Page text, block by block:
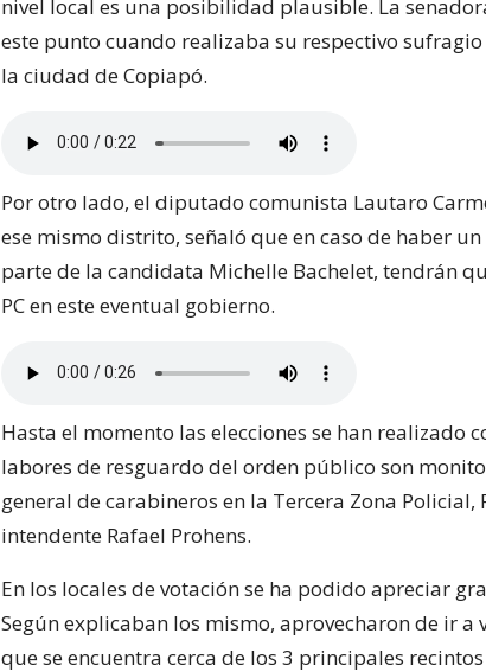
nivel local es una posibilidad plausible. La
este punto cuando realizaba su respectivo
la ciudad de Copiapó.
Por otro lado, el diputado comunista Lautaro
ese mismo distrito, señaló que en caso de haber
parte de la candidata Michelle Bachelet, tendrán
PC en este eventual gobierno.
Hasta el momento las elecciones se han realizado
labores de resguardo del orden público son
general de carabineros en la Tercera Zona Policial,
intendente Rafael Prohens.
En los locales de votación se ha podido apreciar
Según explicaban los mismo, aprovecharon de ir a
que se encuentra cerca de los 3 principales